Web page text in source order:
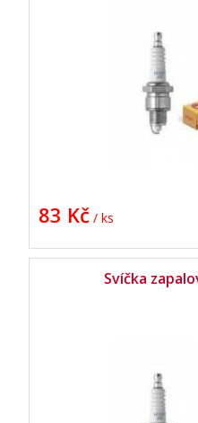
83 Kč / ks
Svíčka